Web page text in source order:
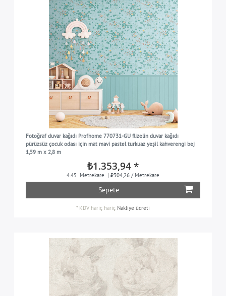
Fotoğraf duvar kağıdı Profhome 770731-GU flizelin duvar kağıdı
pürüzsüz çocuk odası için mat mavi pastel turkuaz yeşil kahverengi bej
1,59 m x 2,8 m
₺1.353,94 *
4.45 Metrekare | ₺304,26 / Metrekare
Sepete
* KDV hariç hariç Nakliye ücreti